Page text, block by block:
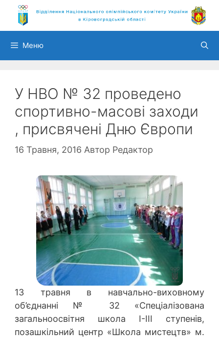
Перейти
вмісту
Меню
У НВО № 32 проведено
спортивно-масові заходи
, присвячені Дню Європи
16 Травня, 2016 Автор Редактор
13 травня в навчально-виховному
об’єднанні № 32 «Спеціалізована
загальноосвітня школа І-ІІІ ступенів,
позашкільний центр «Школа мистецтв» м.